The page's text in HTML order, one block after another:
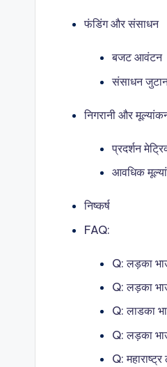
फंडिंग और संसाधन
बजट आवंटन
संसाधन
निगरानी और
प्रदर्शन
आवधिक
निष्कर्ष
FAQ:
Q: लड़का
Q: लड़का
Q: लाडका
Q: लड़का
Q: